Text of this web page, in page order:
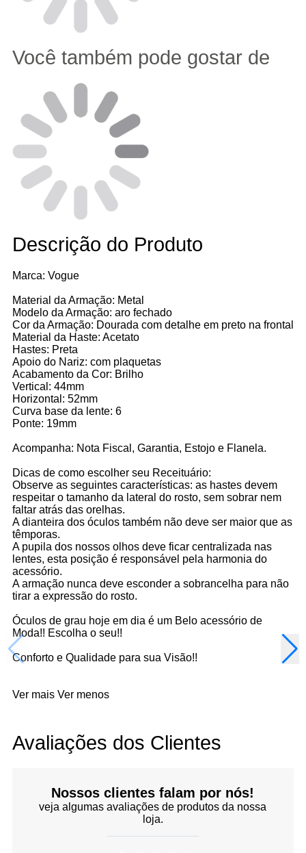
Você também pode gostar de
Descrição do Produto
Marca: Vogue
Material da Armação: Metal
Modelo da Armação: aro fechado
Cor da Armação: Dourada com detalhe em preto na frontal
Material da Haste: Acetato
Hastes: Preta
Apoio do Nariz: com plaquetas
Acabamento da Cor: Brilho
Vertical: 44mm
Horizontal: 52mm
Curva base da lente: 6
Ponte: 19mm
Acompanha: Nota Fiscal, Garantia, Estojo e Flanela.
Dicas de como escolher seu Receituário:
Observe as seguintes características: as hastes devem
respeitar o tamanho da lateral do rosto, sem sobrar nem
faltar atrás das orelhas.
A dianteira dos óculos também não deve ser maior que as
têmporas.
A pupila dos nossos olhos deve ficar centralizada nas
lentes, esta posição é responsável pela harmonia do
acessório.
A armação nunca deve esconder a sobrancelha para não
tirar a expressão do rosto.
Óculos de grau hoje em dia é um Belo acessório de
Moda!! Escolha o seu!!
Conforto e Qualidade para sua Visão!!
Ver mais Ver menos
Avaliações dos Clientes
Nossos clientes falam por nós!
veja algumas avaliações de produtos da nossa
loja.